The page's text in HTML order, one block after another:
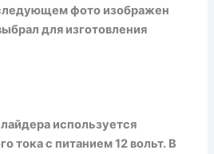
фото изображен
для изготовления
используется
тока с питанием 12 вольт. В